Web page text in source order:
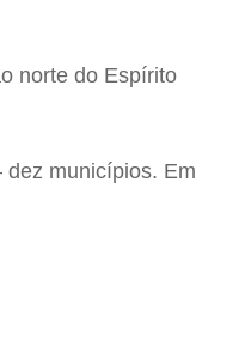
norte do Espírito
dez municípios. Em